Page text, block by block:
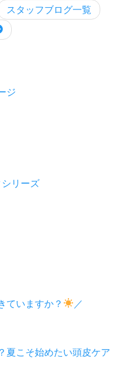
スタッフブログ一覧
ジ
リーズ
ていますか？
／
夏こそ始めたい頭皮ケア